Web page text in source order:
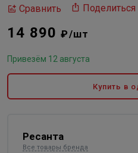
Сравнить Поделиться
14 890₽/шт
Привезём 12 августа
Купить в
Ресанта
Все товары бренда